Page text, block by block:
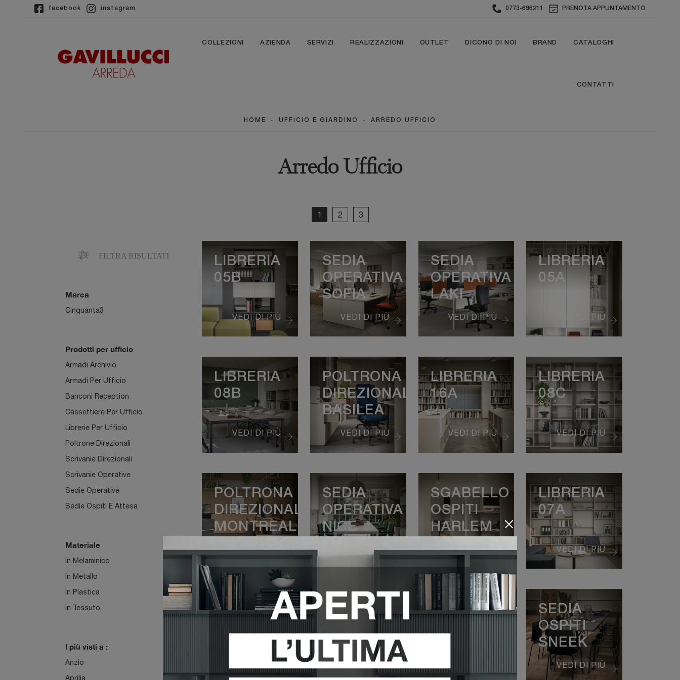
facebook instagram 0773-696211 PRENOTA APPUNTAMENTO
COLLEZIONI AZIENDA SERVIZI REALIZZAZIONI OUTLET DICONO DI NOI BRAND CATALOGHI
CONTATTI
HOME - UFFICIO E GIARDINO - ARREDO UFFICIO
Arredo Ufficio
1 2 3
FILTRA RISULTATI
Marca
Cinquanta3
Prodotti per ufficio
Armadi Archivio
Armadi Per Ufficio
Banconi Reception
Cassettiere Per Ufficio
Librerie Per Ufficio
Poltrone Direzionali
Scrivanie Direzionali
Scrivanie Operative
Sedie Operative
Sedie Ospiti E Attesa
Materiale
In Melaminico
In Metallo
In Plastica
In Tessuto
I più visti a :
Anzio
Aprilia
VEDI DI PIÙ
LIBRERIA
05B
VEDI DI PIÙ
SEDIA
OPERATIVA
SOFIA
VEDI DI PIÙ
SEDIA
OPERATIVA
LAKI
VEDI DI PIÙ
LIBRERIA
05A
VEDI DI PIÙ
LIBRERIA
08B
VEDI DI PIÙ
POLTRONA
DIREZIONALE
BASILEA
VEDI DI PIÙ
LIBRERIA
16A
VEDI DI PIÙ
LIBRERIA
08C
VEDI DI PIÙ
POLTRONA
DIREZIONALE
MONTREAL
VEDI DI PIÙ
SEDIA
OPERATIVA
NICE
VEDI DI PIÙ
SGABELLO
OSPITI
HARLEM
VEDI DI PIÙ
LIBRERIA
07A
VEDI DI PIÙ
SEDIA
CANNES
VEDI DI PIÙ
SEDIA
SNEEK
LOUNGE
SCRIVANIA
DIREZIONALE
VEDI DI PIÙ
SEDIA
OSPITI
SNEEK